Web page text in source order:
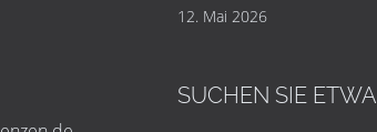
12. Mai 2026
SUCHEN SIE